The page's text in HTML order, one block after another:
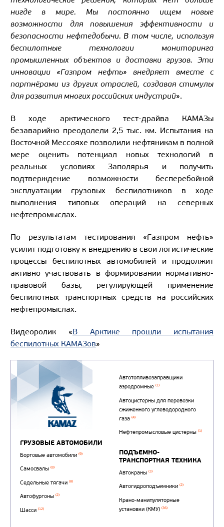
нигде в мире. Мы постоянно ищем новые
возможности для повышения эффективности и
безопасности нефтедобычи. В том числе, используя
беспилотные технологии мониторинга
промышленных объектов и доставки грузов. Эти
инновации «Газпром нефть» внедряет вместе с
партнёрами из других отраслей, создавая стимулы
для развития многих российских индустрий».
В ходе арктического тест-драйва КАМАЗы
безаварийно преодолели 2,5 тыс. км. Испытания на
Восточной Мессояхе позволили нефтяникам в полной
мере оценить потенциал новых технологий в
реальных условиях Заполярья и получить
подтверждение возможности бесперебойной
эксплуатации грузовых беспилотников в ходе
выполнения типовых операций на северных
нефтепромыслах.
По результатам тестирования «Газпром нефть»
усилит подготовку к внедрению в свои логистические
процессы беспилотных автомобилей и продолжит
активно участвовать в формировании нормативно-
правовой базы, регулирующей применение
беспилотных транспортных средств на российских
нефтепромыслах.
Видеоролик «В Арктике прошли испытания
беспилотных КАМАЗов»